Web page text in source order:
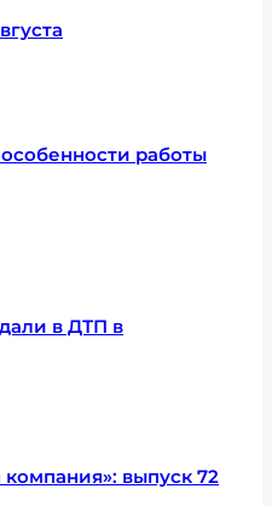
работы
в ДТП в
выпуск 72